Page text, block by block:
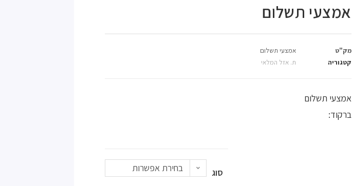
אמצעי תשלום
מק"ט
אמצעי תשלום
קטגוריה
ת. אזל המלאי
אמצעי תשלום
ברקוד:
סוג בחירת אפשרות